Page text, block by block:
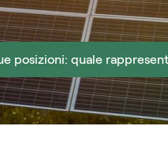
posizioni: quale